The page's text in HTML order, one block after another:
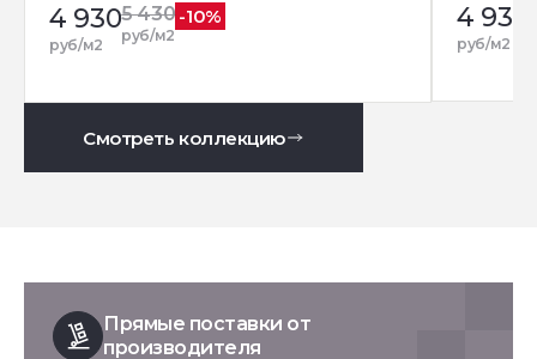
4 930
руб/м2
5 430
руб/м2
-10% 4 930
руб/м2
Смотреть коллекцию
Прямые поставки от
производителя